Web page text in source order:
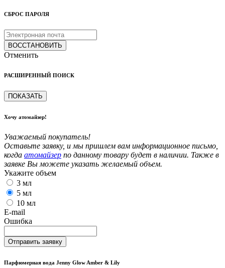
СБРОС ПАРОЛЯ
ВОССТАНОВИТЬ
Отменить
РАСШИРЕННЫЙ ПОИСК
ПОКАЗАТЬ
Хочу атомайзер!
Уважаемый покупатель!
Оставьте заявку, и мы пришлем вам информационное письмо,
когда атомайзер по данному товару будет в наличии. Также в
заявке Вы можете указать желаемый объем.
Укажите объем
3 мл
5 мл
10 мл
E-mail
Ошибка
Отправить заявку
Парфюмерная вода Jenny Glow Amber & Lily